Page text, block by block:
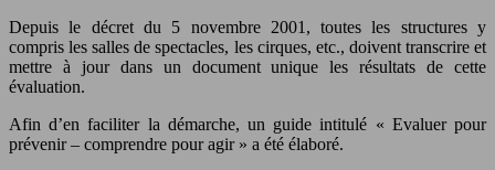
Depuis le décret du 5 novembre 2001, toutes les structures y
compris les salles de spectacles, les cirques, etc., doivent transcrire et
mettre à jour dans un document unique les résultats de cette
évaluation.
Afin d’en faciliter la démarche, un guide intitulé « Evaluer pour
prévenir – comprendre pour agir » a été élaboré.